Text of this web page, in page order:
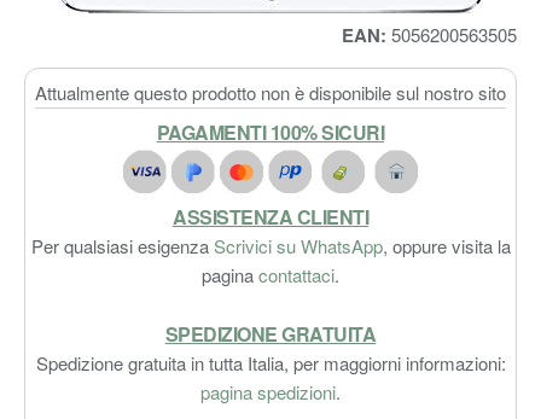
EAN: 5056200563505
Attualmente questo prodotto non è disponibile sul nostro sito
PAGAMENTI 100% SICURI
ASSISTENZA CLIENTI
Per qualsiasi esigenzaScrivici su WhatsApp, oppure visita la
paginacontattaci.
SPEDIZIONE GRATUITA
Spedizione gratuita in tutta Italia, per maggiorni informazioni:
pagina spedizioni.